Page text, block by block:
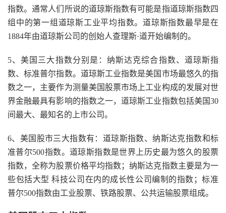
指数。通常人们所说的道琼斯指数有可能是指道琼斯指数四
组中的第一组道琼斯工业平均指数。道琼斯指数最早是在
1884年由道琼斯公司的创始人查理斯·道开始编制的。
5、美国三大指数分别是：纳斯达克综合指数、道琼斯指
数、标准普尔指数。道琼斯工业指数是美国市场最悠久的指
数之一，主要作为测量美国股票市场上工业构成的发展对世
界金融最具有影响的指数之一，道琼斯工业指数包括美国30
间最大、最知名的上市公司。
6、美国股市三大指数有：道琼斯指数、纳斯达克指数和标
准普尔500指数。道琼斯指数是世界上历史最为悠久的股票
指数，全称为股票价格平均指数；纳斯达克指数主要是为一
些包括大型 科技公司在内的成长性公司编制的指数；标准
普尔500指数由工业股票、铁路股票、公共运输股票组成。